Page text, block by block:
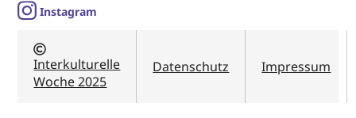
Instagram
Interkulturelle
Woche 2025
Datenschutz Impressum